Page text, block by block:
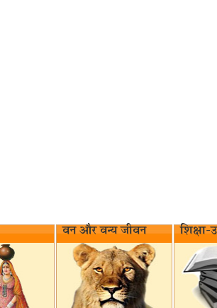
वन और वन्य जीवन‌ शिक्षा-